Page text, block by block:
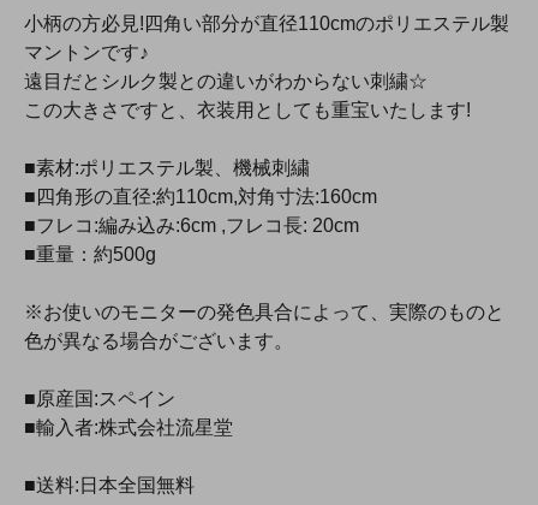
小柄の方必見!四角い部分が直径110cmのポリエステル製
マントンです♪
遠目だとシルク製との違いがわからない刺繍☆
この大きさですと、衣装用としても重宝いたします!
■素材:ポリエステル製、機械刺繍
■四角形の直径:約110cm,対角寸法:160cm
■フレコ:編み込み:6cm ,フレコ長: 20cm
■重量：約500g
※お使いのモニターの発色具合によって、実際のものと
色が異なる場合がございます。
■原産国:スペイン
■輸入者:株式会社流星堂
■送料:日本全国無料